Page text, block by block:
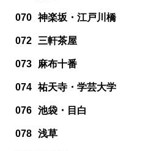
070 神楽坂・江戸川橋
072 三軒茶屋
073 麻布十番
074 祐天寺・学芸大学
076 池袋・目白
078 浅草